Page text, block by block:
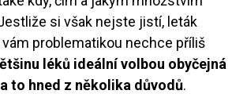
si však nejste jistí, leták
problematikou nechce příliš
léků ideální volbou obyčejná
to hned z několika důvodů.